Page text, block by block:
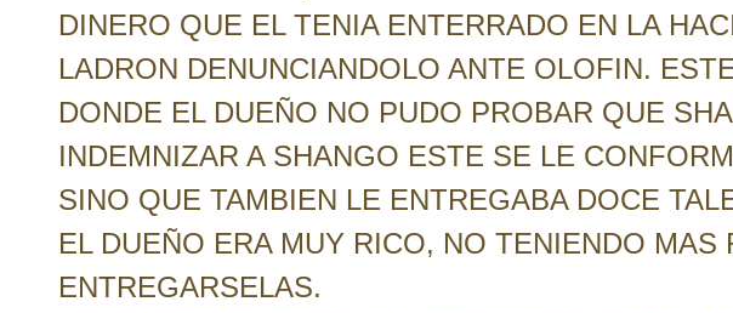
DINERO QUE EL TENIA ENTERRADO EN LA
LADRON DENUNCIANDOLO ANTE OLOFIN.
DONDE EL DUEÑO NO PUDO PROBAR QUE
INDEMNIZAR A SHANGO ESTE SE LE
SINO QUE TAMBIEN LE ENTREGABA DOCE
EL DUEÑO ERA MUY RICO, NO TENIENDO MAS
ENTREGARSELAS.